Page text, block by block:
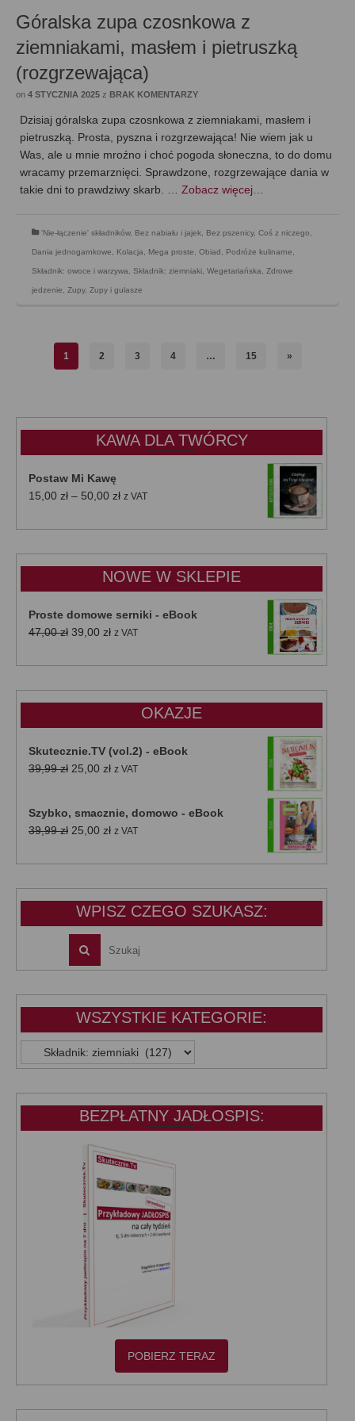
Góralska zupa czosnkowa z
ziemniakami, masłem i pietruszką
(rozgrzewająca)
on 4 STYCZNIA 2025 z BRAK KOMENTARZY
Dzisiaj góralska zupa czosnkowa z ziemniakami, masłem i
pietruszką. Prosta, pyszna i rozgrzewająca! Nie wiem jak u
Was, ale u mnie mroźno i choć pogoda słoneczna, to do domu
wracamy przemarznięci. Sprawdzone, rozgrzewające dania w
takie dni to prawdziwy skarb. … Zobacz więcej…
'Nie-łączenie' składników, Bez nabiału i jajek Bez pszenicy, Coś z niczego
Dania jednogarnkowe Kolacja Mega proste Obiad Podróże kulinarne
Składnik: owoce i warzywa Składnik: ziemniaki Wegetariańska Zdrowe
jedzenie Zupy, Zupy i gulasze
1 2 3 4 … 15 »
KAWA DLA TWÓRCY
Postaw Mi Kawę
15,00 zł – 50,00 złZakres
od
do
50,00 zł
z VAT
NOWE W SKLEPIE
Proste domowe serniki - eBook
47,00zł Pierwotna
wynosiła:
39,00 złAktualna
wynosi:
z VAT
OKAZJE
Skutecznie.TV (vol.2) - eBook
39,99zł Pierwotna
39,99 zł.
25,00 złAktualna
25,00 zł.
z VAT
Szybko, smacznie, domowo - eBook
39,99zł Pierwotna
wynosiła:
25,00 złAktualna
wynosi:
z VAT
WPISZ CZEGO SZUKASZ:
WSZYSTKIE KATEGORIE:
WSZYSTKIE
KATEGORIE:
BEZPŁATNY JADŁOSPIS:
POBIERZ TERAZ